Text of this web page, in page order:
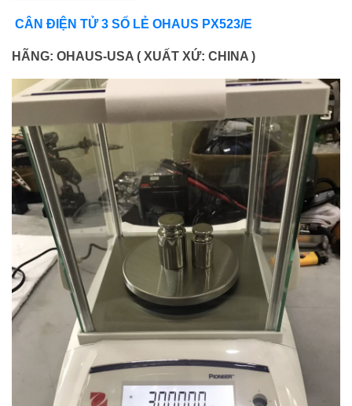
CÂN ĐIỆN TỬ 3 SỐ LẺ OHAUS PX523/E
HÃNG: OHAUS-USA ( XUẤT XỨ: CHINA )